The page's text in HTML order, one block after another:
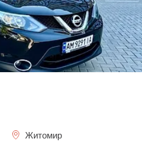
Житомир